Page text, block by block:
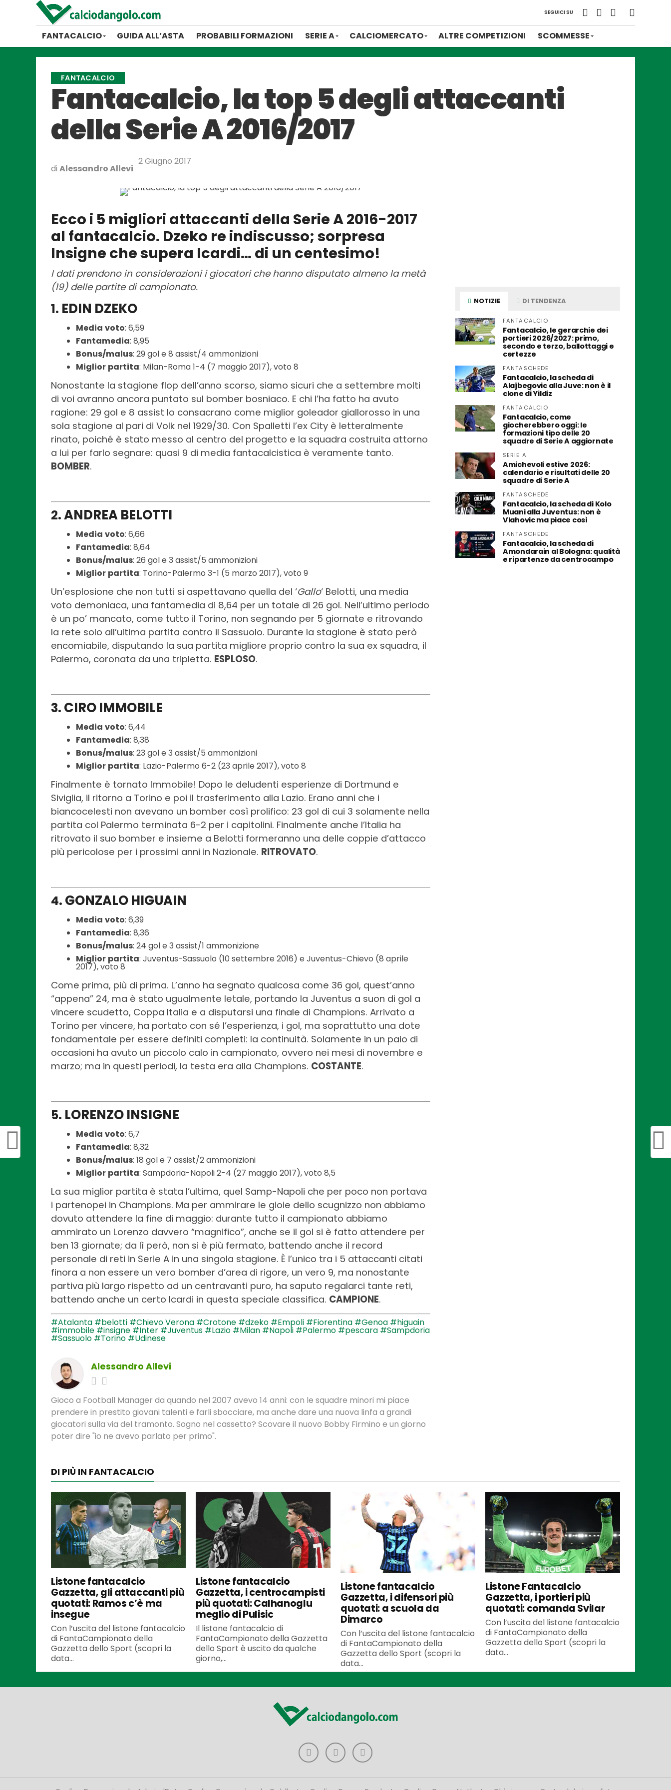
SEGUICI SU
FANTACALCIO GUIDA ALL’ASTA PROBABILI FORMAZIONI SERIE A CALCIOMERCATO ALTRE COMPETIZIONI SCOMMESSE
FANTACALCIO
Fantacalcio, la top 5 degli attaccanti
della Serie A 2016/2017
di Alessandro Allevi
2 Giugno 2017
Ecco i 5 migliori attaccanti della Serie A 2016-2017
al fantacalcio. Dzeko re indiscusso; sorpresa
Insigne che supera Icardi… di un centesimo!
I dati prendono in considerazioni i giocatori che hanno disputato almeno la metà
(19) delle partite di campionato.
1. EDIN DZEKO
Media voto: 6,59
Fantamedia: 8,95
Bonus/malus: 29 gol e 8 assist/4 ammonizioni
Miglior partita: Milan-Roma 1-4 (7 maggio 2017), voto 8
Nonostante la stagione flop dell’anno scorso, siamo sicuri che a settembre molti
di voi avranno ancora puntato sul bomber bosniaco. E chi l’ha fatto ha avuto
ragione: 29 gol e 8 assist lo consacrano come miglior goleador giallorosso in una
sola stagione al pari di Volk nel 1929/30. Con Spalletti l’ex City è letteralmente
rinato, poiché è stato messo al centro del progetto e la squadra costruita attorno
a lui per farlo segnare: quasi 9 di media fantacalcistica è veramente tanto.
BOMBER.
2.ANDREA BELOTTI
Media voto: 6,66
Fantamedia: 8,64
Bonus/malus: 26 gol e 3 assist/5 ammonizioni
Miglior partita: Torino-Palermo 3-1 (5 marzo 2017), voto 9
Un’esplosione che non tutti si aspettavano quella del ‘Gallo‘ Belotti, una media
voto demoniaca, una fantamedia di 8,64 per un totale di 26 gol. Nell’ultimo periodo
è un po’ mancato, come tutto il Torino, non segnando per 5 giornate e ritrovando
la rete solo all’ultima partita contro il Sassuolo. Durante la stagione è stato però
encomiabile, disputando la sua partita migliore proprio contro la sua ex squadra, il
Palermo, coronata da una tripletta. ESPLOSO.
3. CIRO IMMOBILE
Media voto: 6,44
Fantamedia: 8,38
Bonus/malus: 23 gol e 3 assist/5 ammonizioni
Miglior partita: Lazio-Palermo 6-2 (23 aprile 2017), voto 8
Finalmente è tornato Immobile! Dopo le deludenti esperienze di Dortmund e
Siviglia, il ritorno a Torino e poi il trasferimento alla Lazio. Erano anni che i
biancocelesti non avevano un bomber così prolifico: 23 gol di cui 3 solamente nella
partita col Palermo terminata 6-2 per i capitolini. Finalmente anche l’Italia ha
ritrovato il suo bomber e insieme a Belotti formeranno una delle coppie d’attacco
più pericolose per i prossimi anni in Nazionale. RITROVATO.
4. GONZALO HIGUAIN
Media voto: 6,39
Fantamedia: 8,36
Bonus/malus: 24 gol e 3 assist/1 ammonizione
Miglior partita: Juventus-Sassuolo (10 settembre 2016) e Juventus-Chievo (8 aprile
2017), voto 8
Come prima, più di prima. L’anno ha segnato qualcosa come 36 gol, quest’anno
“appena” 24, ma è stato ugualmente letale, portando la Juventus a suon di gol a
vincere scudetto, Coppa Italia e a disputarsi una finale di Champions. Arrivato a
Torino per vincere, ha portato con sé l’esperienza, i gol, ma soprattutto una dote
fondamentale per essere definiti completi: la continuità. Solamente in un paio di
occasioni ha avuto un piccolo calo in campionato, ovvero nei mesi di novembre e
marzo; ma in questi periodi, la testa era alla Champions. COSTANTE.
5. LORENZO INSIGNE
Media voto: 6,7
Fantamedia: 8,32
Bonus/malus: 18 gol e 7 assist/2 ammonizioni
Miglior partita: Sampdoria-Napoli 2-4 (27 maggio 2017), voto 8,5
La sua miglior partita è stata l’ultima, quel Samp-Napoli che per poco non portava
i partenopei in Champions. Ma per ammirare le gioie dello scugnizzo non abbiamo
dovuto attendere la fine di maggio: durante tutto il campionato abbiamo
ammirato un Lorenzo davvero “magnifico”, anche se il gol si è fatto attendere per
ben 13 giornate; da lì però, non si è più fermato, battendo anche il record
personale di reti in Serie A in una singola stagione. È l’unico tra i 5 attaccanti citati
finora a non essere un vero bomber d’area di rigore, un vero 9, ma nonostante
partiva più largo rispetto ad un centravanti puro, ha saputo regalarci tante reti,
battendo anche un certo Icardi in questa speciale classifica. CAMPIONE.
#Atalanta #belotti #Chievo Verona #Crotone #dzeko #Empoli #Fiorentina #Genoa #higuain
#immobile #insigne #Inter #Juventus #Lazio #Milan #Napoli #Palermo #pescara #Sampdoria
#Sassuolo #Torino #Udinese
Alessandro Allevi
Gioco a Football Manager da quando nel 2007 avevo 14 anni: con le squadre minori mi piace
prendere in prestito giovani talenti e farli sbocciare, ma anche dare una nuova linfa a grandi
giocatori sulla via del tramonto. Sogno nel cassetto? Scovare il nuovo Bobby Firmino e un giorno
poter dire "io ne avevo parlato per primo".
NOTIZIE DI TENDENZA
FANTACALCIO
Fantacalcio, le gerarchie dei
portieri 2026/2027: primo,
secondo e terzo, ballottaggi e
certezze
FANTASCHEDE
Fantacalcio, la scheda di
Alajbegovic alla Juve: non è il
clone di Yildiz
FANTACALCIO
Fantacalcio, come
giocherebbero oggi: le
formazioni tipo delle 20
squadre di Serie A aggiornate
SERIE A
Amichevoli estive 2026:
calendario e risultati delle 20
squadre di Serie A
FANTASCHEDE
Fantacalcio, la scheda di Kolo
Muani alla Juventus: non è
Vlahovic ma piace così
FANTASCHEDE
Fantacalcio, la scheda di
Amondarain al Bologna: qualità
e ripartenze da centrocampo
DI PIÙ IN FANTACALCIO
Listone fantacalcio
Gazzetta, gli attaccanti più
quotati: Ramos c’è ma
insegue
Con l’uscita del listone fantacalcio
di FantaCampionato della
Gazzetta dello Sport (scopri la
data...
Listone fantacalcio
Gazzetta, i centrocampisti
più quotati: Calhanoglu
meglio di Pulisic
Il listone fantacalcio di
FantaCampionato della Gazzetta
dello Sport è uscito da qualche
giorno,...
Listone fantacalcio
Gazzetta, i difensori più
quotati: a scuola da
Dimarco
Con l’uscita del listone fantacalcio
di FantaCampionato della
Gazzetta dello Sport (scopri la
data...
Listone Fantacalcio
Gazzetta, i portieri più
quotati: comanda Svilar
Con l’uscita del listone fantacalcio
di FantaCampionato della
Gazzetta dello Sport (scopri la
data...